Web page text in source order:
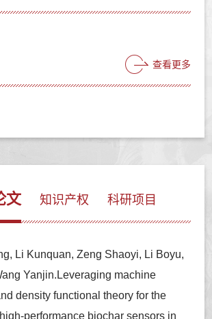
查看更多
文 知识产权 科研项目
Li Kunquan, Zeng Shaoyi, Li Boyu,
Yanjin.Leveraging machine
density functional theory for the
performance biochar sensors in